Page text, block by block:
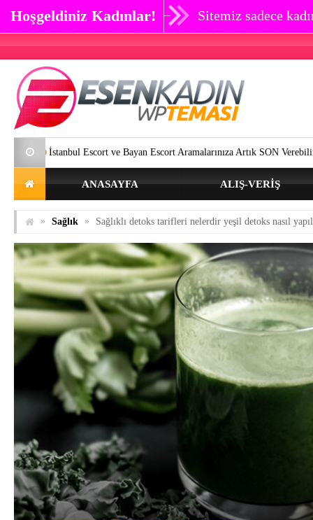
Hoşgeldiniz Kadınlar! Sitemiz sadece
Escort ve Bayan Escort Aramalarınıza Artık SON Verebilirsiniz.
ANASAYFA ALIŞ-VERIŞ
» Sağlık » Sağlıklı detoks tarifleri nelerdir yeşil detoks nasıl